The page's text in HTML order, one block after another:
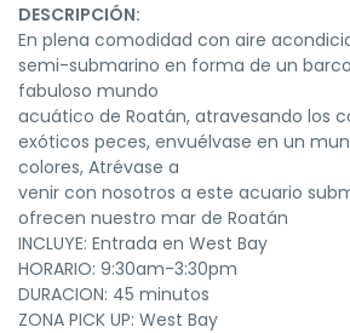
DESCRIPCIÓN:
En plena comodidad con aire
semi-submarino en forma de un
fabuloso mundo
acuático de Roatán, atravesando los
exóticos peces, envuélvase en un
colores, Atrévase a
venir con nosotros a este acuario
ofrecen nuestro mar de Roatán
INCLUYE: Entrada en West Bay
HORARIO: 9:30am-3:30pm
DURACION: 45 minutos
ZONA PICK UP: West Bay